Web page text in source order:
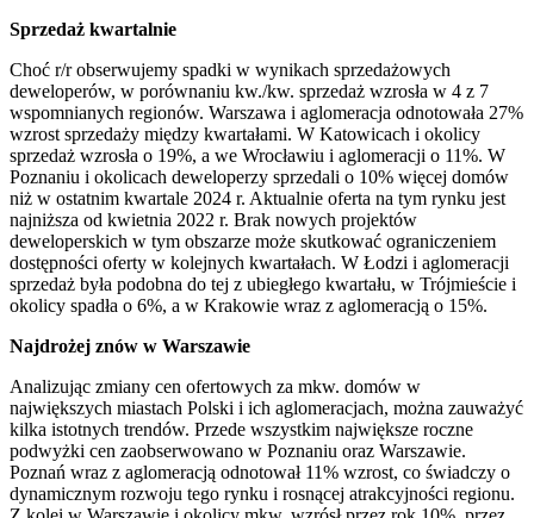
Sprzedaż kwartalnie
Choć r/r obserwujemy spadki w wynikach sprzedażowych
deweloperów, w porównaniu kw./kw. sprzedaż wzrosła w 4 z 7
wspomnianych regionów. Warszawa i aglomeracja odnotowała 27%
wzrost sprzedaży między kwartałami. W Katowicach i okolicy
sprzedaż wzrosła o 19%, a we Wrocławiu i aglomeracji o 11%. W
Poznaniu i okolicach deweloperzy sprzedali o 10% więcej domów
niż w ostatnim kwartale 2024 r. Aktualnie oferta na tym rynku jest
najniższa od kwietnia 2022 r. Brak nowych projektów
deweloperskich w tym obszarze może skutkować ograniczeniem
dostępności oferty w kolejnych kwartałach. W Łodzi i aglomeracji
sprzedaż była podobna do tej z ubiegłego kwartału, w Trójmieście i
okolicy spadła o 6%, a w Krakowie wraz z aglomeracją o 15%.
Najdrożej znów w Warszawie
Analizując zmiany cen ofertowych za mkw. domów w
największych miastach Polski i ich aglomeracjach, można zauważyć
kilka istotnych trendów. Przede wszystkim największe roczne
podwyżki cen zaobserwowano w Poznaniu oraz Warszawie.
Poznań wraz z aglomeracją odnotował 11% wzrost, co świadczy o
dynamicznym rozwoju tego rynku i rosnącej atrakcyjności regionu.